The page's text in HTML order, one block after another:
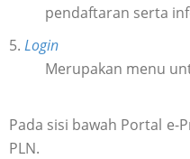
pendaftaran serta
5. Login
Merupakan menu
Pada sisi bawah Portal e-
PLN.